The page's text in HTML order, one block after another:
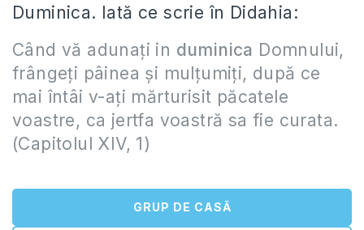
Duminica. Iată ce scrie în Didahia:
Când vă adunați in duminica Domnului,
frângeți pâinea şi mulțumiți, după ce
mai întâi v-ați mărturisit păcatele
voastre, ca jertfa voastră sa fie curata.
(Capitolul XIV, 1)
GRUP DE CASĂ